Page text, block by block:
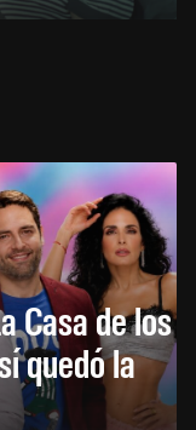
Casa de los
quedó la